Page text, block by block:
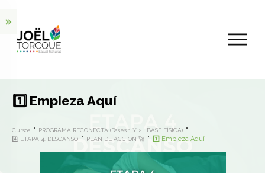
1️⃣ Empieza Aquí
Cursos
PROGRAMA RECONECTA (Fases 1 Y 2 · BASE FÍSICA)
4️⃣ ETAPA 4. DESCANSO
PLAN DE ACCIÓN 🚀 1️⃣ Empieza Aquí